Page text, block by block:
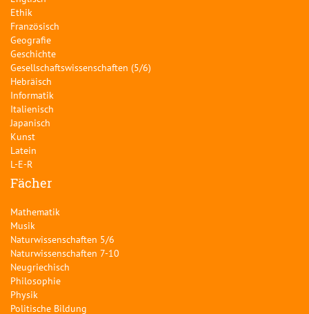
Ethik
Französisch
Geografie
Geschichte
Gesellschaftswissenschaften (5/6)
Hebräisch
Informatik
Italienisch
Japanisch
Kunst
Latein
L-E-R
Fächer
Mathematik
Musik
Naturwissenschaften 5/6
Naturwissenschaften 7-10
Neugriechisch
Philosophie
Physik
Politische Bildung